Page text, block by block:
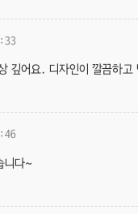
깊어요. 디자인이 깔끔하고
니다~